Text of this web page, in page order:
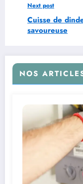
Next post
Cuisse de
savoureuse
NOS